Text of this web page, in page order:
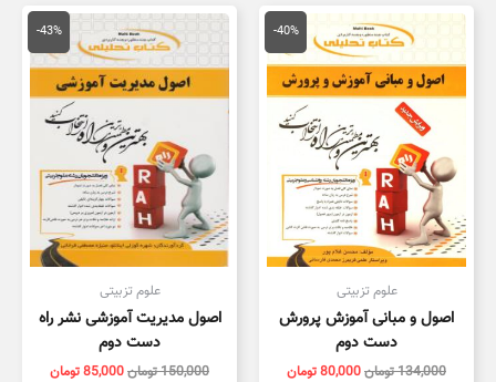
-40%
علوم تزبیتی
اصول و مبانی آموزش پرورش
دست دوم
134,000تومان
قیمت
اصلی
134,000 تومان
بود.
80,000تومان
قیمت
فعلی
80,000 تومان
است.
-43%
علوم تزبیتی
اصول مدیریت آموزشی نشر راه
دست دوم
150,000تومان
قیمت
اصلی
150,000 تومان
بود.
85,000تومان
قیمت
فعلی
است.